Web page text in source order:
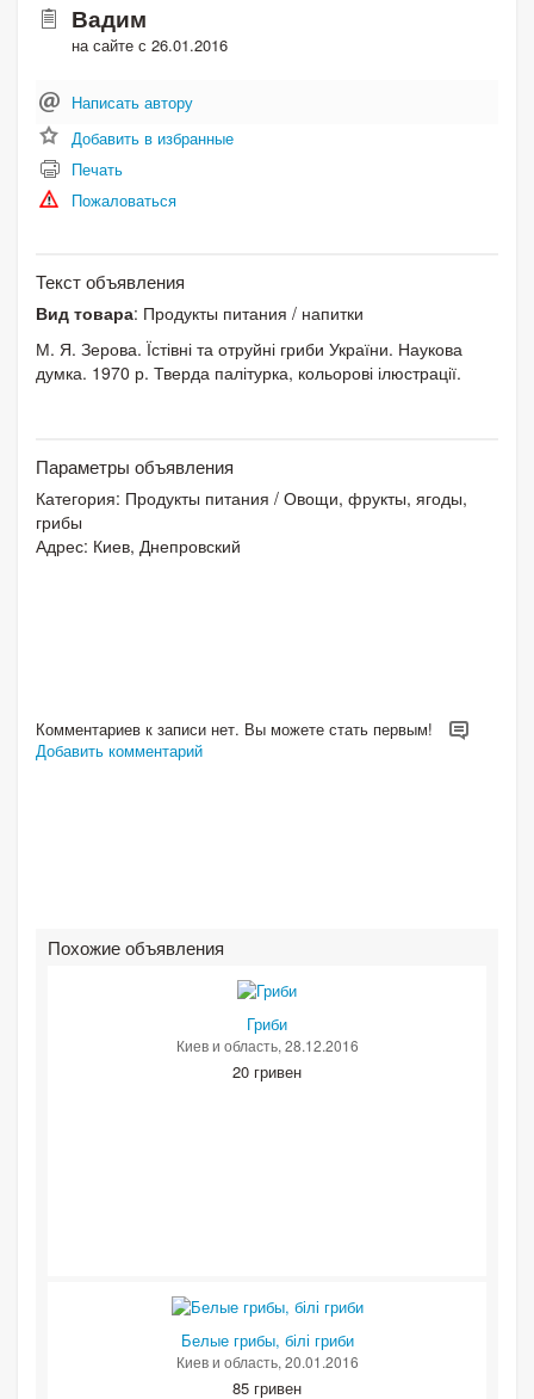
Вадим
на сайте с 26.01.2016
Написать автору
Добавить в избранные
Печать
Пожаловаться
Текст объявления
Вид товара: Продукты питания / напитки
М. Я. Зерова. Їстівні та отруйні гриби України. Наукова
думка. 1970 р. Тверда палітурка, кольорові ілюстрації.
Параметры объявления
Категория: Продукты питания / Овощи, фрукты, ягоды,
грибы
Адрес: Киев, Днепровский
Комментариев к записи нет. Вы можете стать первым!
Добавить комментарий
Похожие объявления
Гриби
Киев и область, 28.12.2016
20 гривен
Белые грибы, білі гриби
Киев и область, 20.01.2016
85 гривен